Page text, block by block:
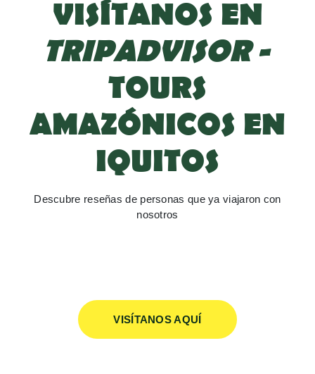
VISÍTANOS EN
TRIPADVISOR-
TOURS
AMAZÓNICOS EN
IQUITOS
Descubre reseñas de personas que ya viajaron con
nosotros
VISÍTANOS AQUÍ